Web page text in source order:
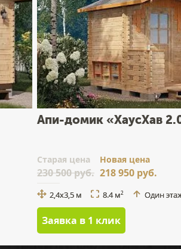
Апи-домик «ХаусХав
Cтарая цена
230 500 руб.
Новая цена
218 950 руб.
2,4x3,5 м 8.4 м2 Один
Заявка в 1 клик